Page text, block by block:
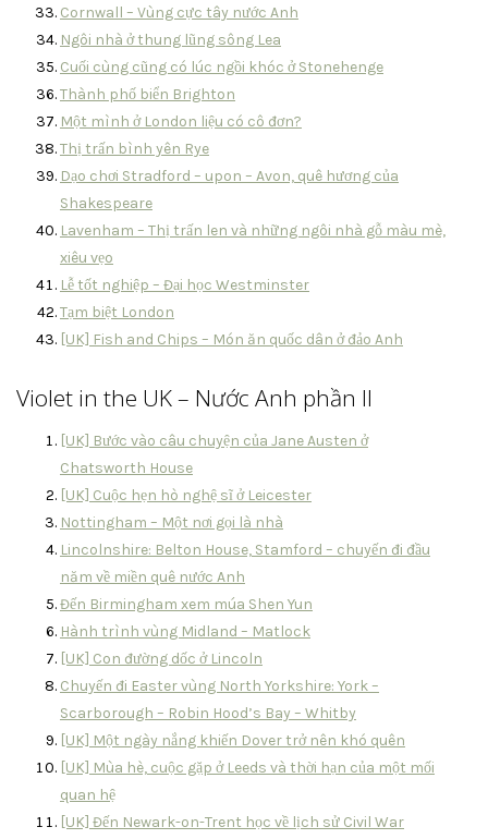
Cornwall – Vùng cực tây nước Anh
Ngôi nhà ở thung lũng sông Lea
Cuối cùng cũng có lúc ngồi khóc ở Stonehenge
Thành phố biển Brighton
Một mình ở London liệu có cô đơn?
Thị trấn bình yên Rye
Dạo chơi Stradford – upon – Avon, quê hương của
Shakespeare
Lavenham – Thị trấn len và những ngôi nhà gỗ màu mè,
xiêu vẹo
Lễ tốt nghiệp – Đại học Westminster
Tạm biệt London
[UK] Fish and Chips – Món ăn quốc dân ở đảo Anh
Violet in the UK – Nước Anh phần II
[UK] Bước vào câu chuyện của Jane Austen ở
Chatsworth House
[UK] Cuộc hẹn hò nghệ sĩ ở Leicester
Nottingham – Một nơi gọi là nhà
Lincolnshire: Belton House, Stamford – chuyến đi đầu
năm về miền quê nước Anh
Đến Birmingham xem múa Shen Yun
Hành trình vùng Midland – Matlock
[UK] Con đường dốc ở Lincoln
Chuyến đi Easter vùng North Yorkshire: York –
Scarborough – Robin Hood’s Bay – Whitby
[UK] Một ngày nắng khiến Dover trở nên khó quên
[UK] Mùa hè, cuộc gặp ở Leeds và thời hạn của một mối
quan hệ
[UK] Đến Newark-on-Trent học về lịch sử Civil War